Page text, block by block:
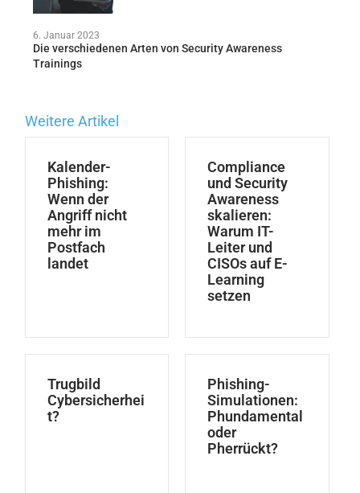
6. Januar 2023
Die verschiedenen Arten von Security Awareness
Trainings
Weitere Artikel
Kalender-
Phishing:
Wenn der
Angriff nicht
mehr im
Postfach
landet
Compliance
und Security
Awareness
skalieren:
Warum IT-
Leiter und
CISOs auf E-
Learning
setzen
Trugbild
Cybersicherhei
t?
Phishing-
Simulationen:
Phundamental
oder
Pherrückt?